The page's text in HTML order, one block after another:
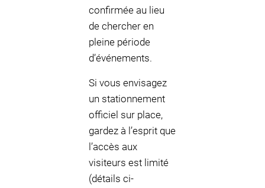
confirmée au lieu
de chercher en
pleine période
d’événements.
Si vous envisagez
un stationnement
officiel sur place,
gardez à l’esprit que
l’accès aux
visiteurs est limité
(détails ci-